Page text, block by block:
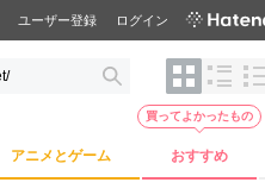
ユーザー登録 ログイン
アニメとゲーム おすすめ
買ってよかったもの